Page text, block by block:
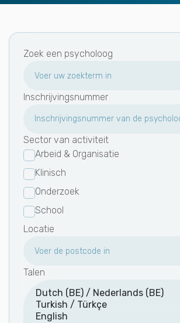
Zoek een psycholoog
Inschrijvingsnummer
Sector van activiteit
Arbeid & Organisatie
Klinisch
Onderzoek
School
Locatie
Talen